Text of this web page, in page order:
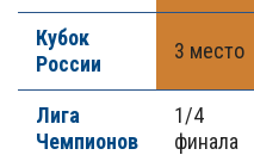
Кубок
России
3 место
Лига
Чемпионов
1/4
финала